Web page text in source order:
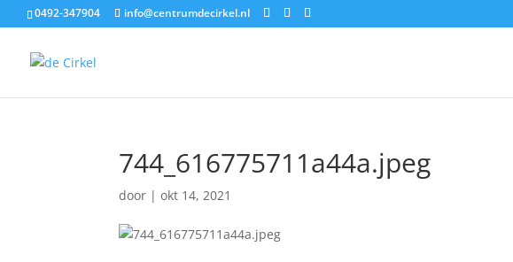
0492-347904 info@centrumdecirkel.nl
744_616775711a44a.jpeg
door |okt 14, 2021